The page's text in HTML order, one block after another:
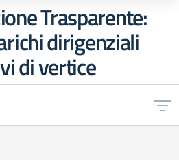
Trasparente:
dirigenziali
di vertice